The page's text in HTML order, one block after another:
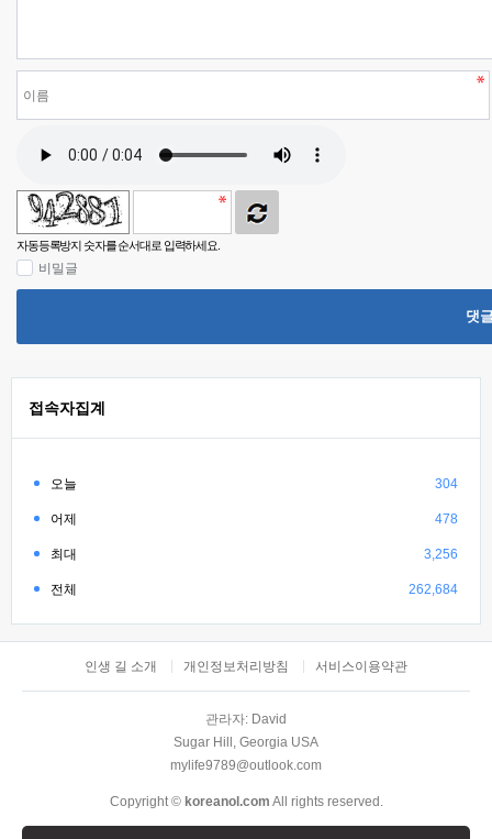
자동등록방지 숫자를 순서대로 입력하세요.
비밀글
댓
접속자집계
오늘 304
어제 478
최대 3,256
전체 262,684
인생 길 소개 개인정보처리방침 서비스이용약관
관라자: David
Sugar Hill, Georgia USA
mylife9789@outlook.com
Copyright © koreanol.com All rights reserved.